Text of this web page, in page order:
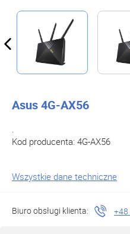
Asus 4G-AX56
.
Kod producenta: 4G-AX56
Wszystkie dane techniczne
Biuro obsługi klienta: +48